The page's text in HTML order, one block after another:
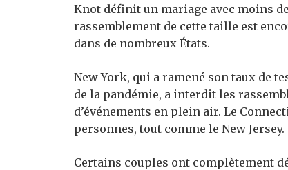
Knot définit un mariage avec moins
rassemblement de cette taille est
dans de nombreux États.
New York, qui a ramené son taux de
de la pandémie, a interdit les
d’événements en plein air. Le
personnes, tout comme le New Jersey.
Certains couples ont complètement